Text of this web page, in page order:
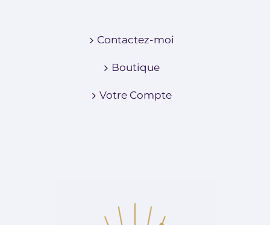
Contactez-moi
Boutique
Votre Compte